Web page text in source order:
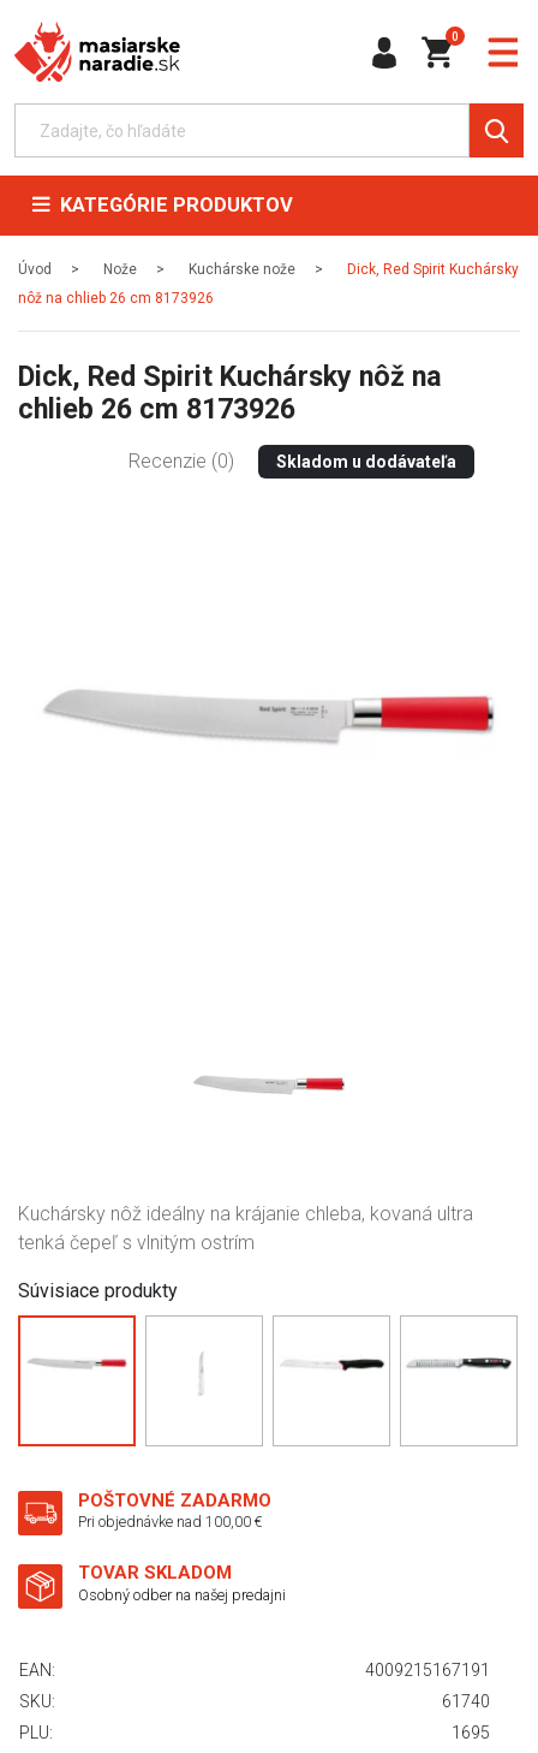
0
KATEGÓRIE PRODUKTOV
Úvod Nože Kuchárske nože
Dick, Red Spirit Kuchársky
nôž na chlieb 26 cm 8173926
Dick, Red Spirit Kuchársky nôž na
chlieb 26 cm 8173926
Recenzie (0) Skladom u dodávateľa
Kuchársky nôž ideálny na krájanie chleba, kovaná ultra
tenká čepeľ s vlnitým ostrím
Súvisiace produkty
POŠTOVNÉ ZADARMO
Pri objednávke nad 100,00 €
TOVAR SKLADOM
Osobný odber na našej predajni
EAN:
4009215167191
SKU:
61740
PLU:
1695